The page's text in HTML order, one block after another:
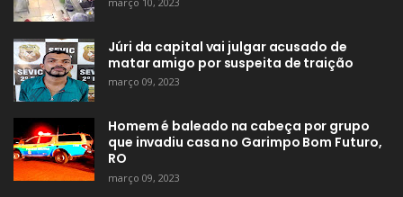
Júri da capital vai julgar acusado de
matar amigo por suspeita de traição
março 09, 2023
Homem é baleado na cabeça por grupo
que invadiu casa no Garimpo Bom Futuro,
RO
março 09, 2023